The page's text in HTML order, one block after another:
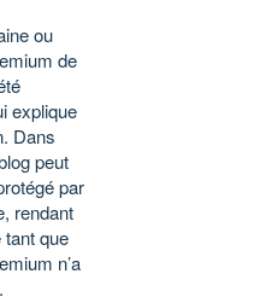
ou
de
explique
Dans
peut
par
rendant
que
n’a